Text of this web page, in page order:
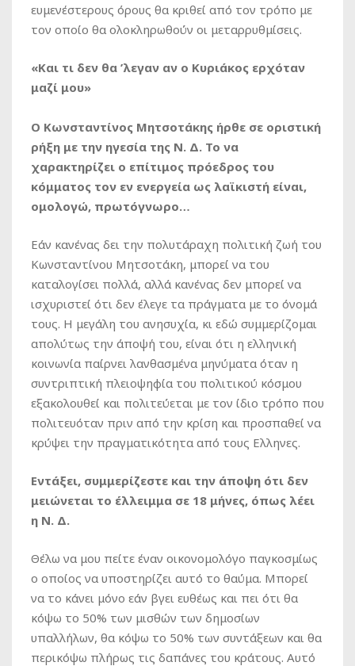
ευμενέστερους όρους θα κριθεί από τον τρόπο με
τον οποίο θα ολοκληρωθούν οι μεταρρυθμίσεις.
«Και τι δεν θα ’λεγαν αν ο Κυριάκος ερχόταν
μαζί μου»
Ο Κωνσταντίνος Μητσοτάκης ήρθε σε οριστική
ρήξη με την ηγεσία της Ν. Δ. Το να
χαρακτηρίζει ο επίτιμος πρόεδρος του
κόμματος τον εν ενεργεία ως λαϊκιστή είναι,
ομολογώ, πρωτόγνωρο…
Εάν κανένας δει την πολυτάραχη πολιτική ζωή του
Κωνσταντίνου Μητσοτάκη, μπορεί να του
καταλογίσει πολλά, αλλά κανένας δεν μπορεί να
ισχυριστεί ότι δεν έλεγε τα πράγματα με το όνομά
τους. Η μεγάλη του ανησυχία, κι εδώ συμμερίζομαι
απολύτως την άποψή του, είναι ότι η ελληνική
κοινωνία παίρνει λανθασμένα μηνύματα όταν η
συντριπτική πλειοψηφία του πολιτικού κόσμου
εξακολουθεί και πολιτεύεται με τον ίδιο τρόπο που
πολιτευόταν πριν από την κρίση και προσπαθεί να
κρύψει την πραγματικότητα από τους Eλληνες.
Εντάξει, συμμερίζεστε και την άποψη ότι δεν
μειώνεται το έλλειμμα σε 18 μήνες, όπως λέει
η Ν. Δ.
Θέλω να μου πείτε έναν οικονομολόγο παγκοσμίως
ο οποίος να υποστηρίζει αυτό το θαύμα. Μπορεί
να το κάνει μόνο εάν βγει ευθέως και πει ότι θα
κόψω το 50% των μισθών των δημοσίων
υπαλλήλων, θα κόψω το 50% των συντάξεων και θα
περικόψω πλήρως τις δαπάνες του κράτους. Αυτό